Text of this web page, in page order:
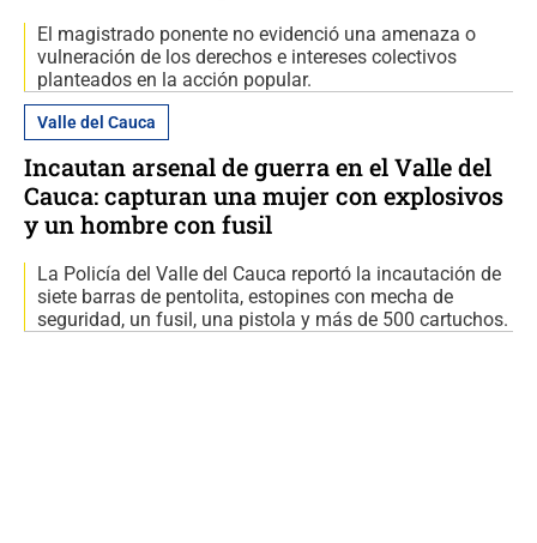
El magistrado ponente no evidenció una amenaza o
vulneración de los derechos e intereses colectivos
planteados en la acción popular.
Valle del Cauca
Incautan arsenal de guerra en el Valle del
Cauca: capturan una mujer con explosivos
y un hombre con fusil
La Policía del Valle del Cauca reportó la incautación de
siete barras de pentolita, estopines con mecha de
seguridad, un fusil, una pistola y más de 500 cartuchos.